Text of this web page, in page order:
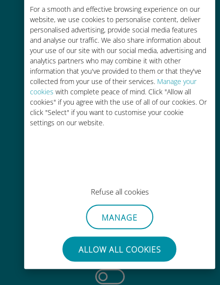
For a smooth and effective browsing experience on our
website, we use cookies to personalise content, deliver
personalised advertising, provide social media features
and analyse our traffic. We also share information about
your use of our site with our social media, advertising and
analytics partners who may combine it with other
information that you've provided to them or that they've
collected from your use of their services. Manage your
cookies with complete peace of mind. Click "Allow all
cookies" if you agree with the use of all of our cookies. Or
click "Select" if you want to customise your cookie
settings on our website.
Refuse all cookies
MANAGE
ALLOW ALL COOKIES
Économique
Jusqu'à 90 % moins cher que les
frais d'itinérance avec votre
opérateur habituel
Recharge facile
Partout via l'app Ubigi, même sans
Sans effort
Pas besoin de retirer votre carte
SIM existante